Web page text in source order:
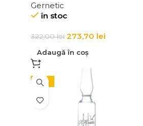
tonifierea tenului matur,
Mito Special + Face Cells
Gernetic
în stoc
322,00lei 273,70 lei
Adaugă în coș
-10%